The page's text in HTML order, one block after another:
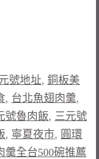
號地址, 銅板美
, 台北魚翅肉羹,
號魯肉飯, 三元號
, 寧夏夜市, 圓環
羹全台500碗推薦